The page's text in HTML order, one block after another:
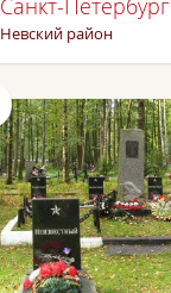
Санкт-Петербург
Невский район